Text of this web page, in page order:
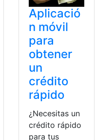
Aplicació
n móvil
para
obtener
un
crédito
rápido
¿Necesitas un
crédito rápido
para tus